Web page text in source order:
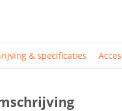
& specificaties